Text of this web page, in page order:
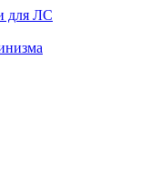
для ЛС